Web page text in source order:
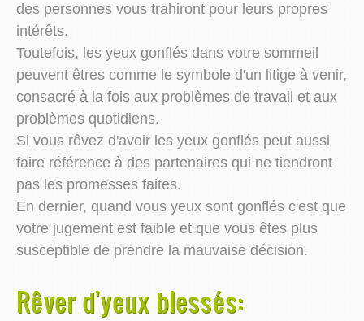
des personnes vous trahiront pour leurs propres
intérêts.
Toutefois, les yeux gonflés dans votre sommeil
peuvent êtres comme le symbole d'un litige à venir,
consacré à la fois aux problèmes de travail et aux
problèmes quotidiens.
Si vous rêvez d'avoir les yeux gonflés peut aussi
faire référence à des partenaires qui ne tiendront
pas les promesses faites.
En dernier, quand vous yeux sont gonflés c'est que
votre jugement est faible et que vous êtes plus
susceptible de prendre la mauvaise décision.
Rêver d'yeux blessés: